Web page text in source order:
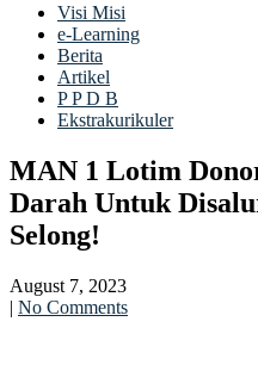
Visi Misi
e-Learning
Berita
Artikel
P P D B
Ekstrakurikuler
MAN 1 Lotim
Darah Untuk
Selong!
August 7, 2023
| No Comments